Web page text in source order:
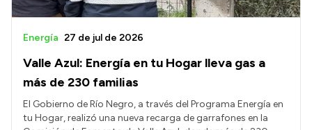
Valle Azul: Energía en tu Hogar lleva gas a
más de 230 familias
Energía 27 de jul de 2026
El Gobierno de Río Negro, a través del Programa Energía en
tu Hogar, realizó una nueva recarga de garrafones en la